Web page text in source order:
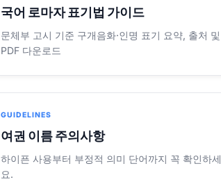
국어 로마자 표기법 가이드
문체부 고시 기준 구개음화·인명 표기 요약, 출처 및
PDF 다운로드
GUIDELINES
여권 이름 주의사항
하이픈 사용부터 부정적 의미 단어까지 꼭 확인하세
요.